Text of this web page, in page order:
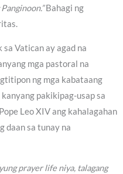
Bahagi ng
sa Vatican ay agad na
mga pastoral na
ng mga kabataang
pakikipag-usap sa
Leo XIV ang kahalagahan
daan sa tunay na
prayer life niya, talagang